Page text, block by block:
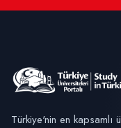
Türkiye'nin en kapsamlı